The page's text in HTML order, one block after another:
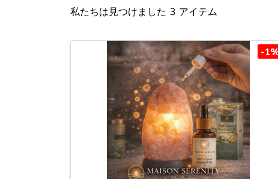
私たちは見つけました 3 アイテム
-